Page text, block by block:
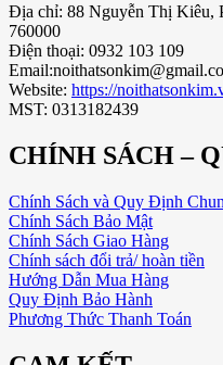
Địa chỉ: 88 Nguyễn Thị Kiêu,
760000
Điện thoại: 0932 103 109
Website: https://
MST: 0313182439
CHÍNH SÁCH –
Chính Sách và Quy Định
Chính Sách Bảo Mật
Chính Sách Giao Hàng
Chính sách đổi trả/ hoàn tiền
Hướng Dẫn Mua Hàng
Quy Định Bảo Hành
Phương Thức Thanh Toán